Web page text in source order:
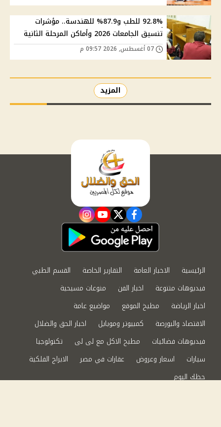
92.8% للطب و87.9% للهندسة.. مؤشرات
تنسيق الجامعات 2026 وأماكن المرحلة الثانية
المزيد
facebook
twitter
youtube
instagram
الرئيسية الاخبار العامة التقارير الخاصة
القسم الطبي
فيديوهات متنوعة
اخبار الفن
منوعات مسيحية
اخبار الرياضة
مطبخ الموقع
مواضيع عامة
الاقتصاد والبورصة
كمبيوتر وموبايل
اخبار الحق والضلال
فيديوهات فضائيات
مطبخ الاكل مع لى لى
تكنولوجيا
سيارات
اسعار وعروض عقارات في مصر
الابراج الفلكية
حظك اليوم